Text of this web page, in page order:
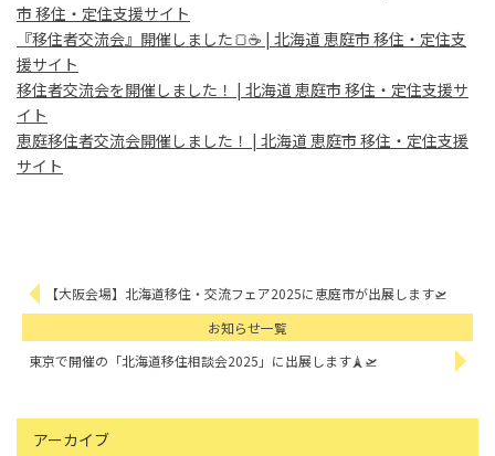
市 移住・定住支援サイト
『移住者交流会』開催しました🍞☕ | 北海道 恵庭市 移住・定住支
援サイト
移住者交流会を開催しました！ | 北海道 恵庭市 移住・定住支援サ
イト
恵庭移住者交流会開催しました！ | 北海道 恵庭市 移住・定住支援
サイト
【大阪会場】北海道移住・交流フェア2025に恵庭市が出展します🛫
お知らせ一覧
東京で開催の「北海道移住相談会2025」に出展します🗼🛫
アーカイブ